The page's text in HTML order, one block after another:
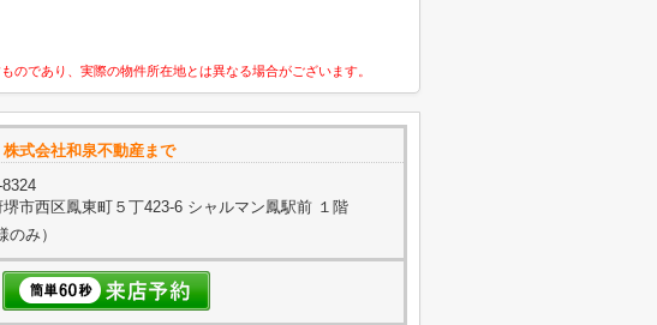
であり、実際の物件所在地とは異なる場合がございます。
式会社和泉不動産まで
堺市西区鳳東町５丁423-6 シャルマン鳳駅前 １階
み）